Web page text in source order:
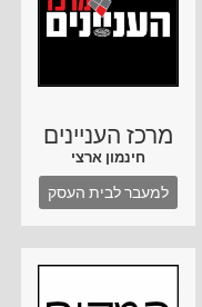
מרכז העניינים
חינמון ארצי
למעבר לבית העסק